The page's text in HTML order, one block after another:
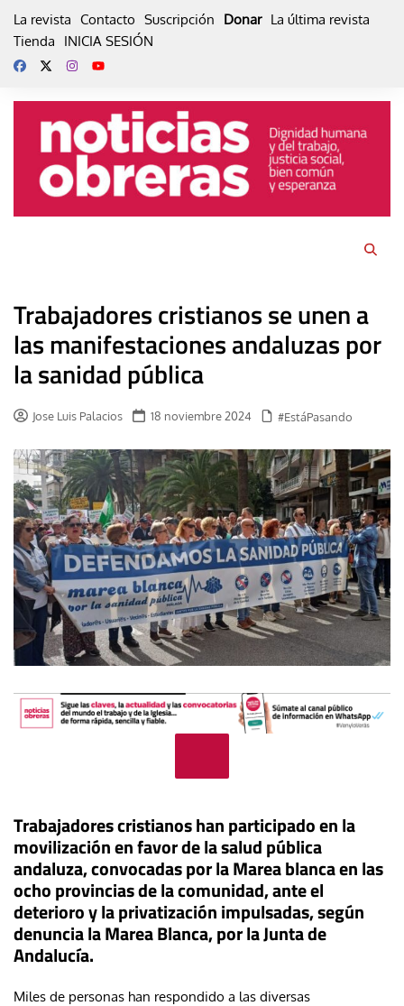
La revista Contacto Suscripción Donar La última revista
Tienda
INICIA SESIÓN
Trabajadores cristianos se unen a
las manifestaciones andaluzas por
la sanidad pública
Jose Luis Palacios 18 noviembre 2024 #EstáPasando
Trabajadores cristianos han participado en la
movilización en favor de la salud pública
andaluza, convocadas por la Marea blanca en las
ocho provincias de la comunidad, ante el
deterioro y la privatización impulsadas, según
denuncia la Marea Blanca, por la Junta de
Andalucía.
Miles de personas han respondido a las diversas